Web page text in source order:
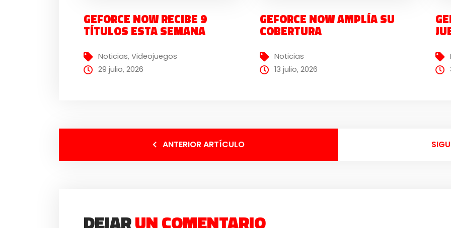
GEFORCE NOW RECIBE 9
TÍTULOS ESTA SEMANA
Noticias,Videojuegos
29 julio, 2026
GEFORCE NOW AMPLÍA SU
COBERTURA
Noticias
13 julio, 2026
ANTERIOR ARTÍCULO
DEJARUN COMENTARIO